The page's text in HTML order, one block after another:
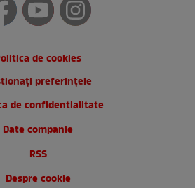
de cookies
preferințele
de confidentialitate
Date companie
RSS
Despre cookie